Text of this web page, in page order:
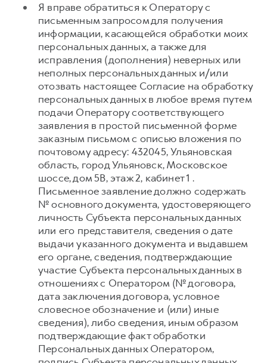
Я вправе обратиться к Оператору с
письменным запросом для получения
информации, касающейся обработки моих
персональных данных, а также для
исправления (дополнения) неверных или
неполных персональных данных и/или
отозвать настоящее Согласие на обработку
персональных данных в любое время путем
подачи Оператору соответствующего
заявления в простой письменной форме
заказным письмом с описью вложения по
почтовому адресу: 432045, Ульяновская
область, город Ульяновск, Московское
шоссе, дом 5В, этаж 2, кабинет 1 .
Письменное заявление должно содержать
№ основного документа, удостоверяющего
личность Субъекта персональных данных
или его представителя, сведения о дате
выдачи указанного документа и выдавшем
его органе, сведения, подтверждающие
участие Субъекта персональных данных в
отношениях с Оператором (№ договора,
дата заключения договора, условное
словесное обозначение и (или) иные
сведения), либо сведения, иным образом
подтверждающие факт обработки
Персональных данных Оператором,